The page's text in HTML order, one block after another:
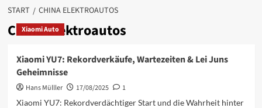
START CHINA ELEKTROAUTOS
China Elektroautos
Xiaomi Auto
Xiaomi YU7: Rekordverkäufe, Wartezeiten & Lei Juns
Geheimnisse
Hans Mülller 17/08/2025
1
Xiaomi YU7: Rekordverdächtiger Start und die Wahrheit hinter